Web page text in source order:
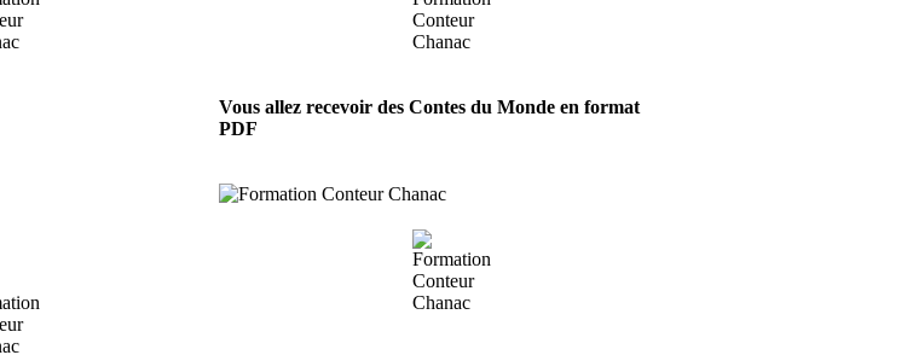
Vous allez recevoir des Contes du Monde en format
PDF